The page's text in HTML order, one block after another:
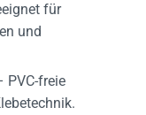
für
und
PVC-freie